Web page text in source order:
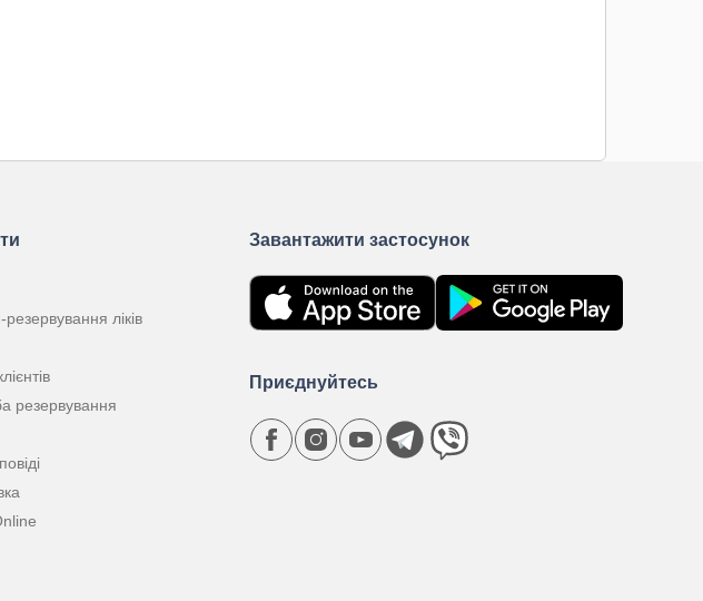
ліків
резервування
Завантажити застосунок
Приєднуйтесь